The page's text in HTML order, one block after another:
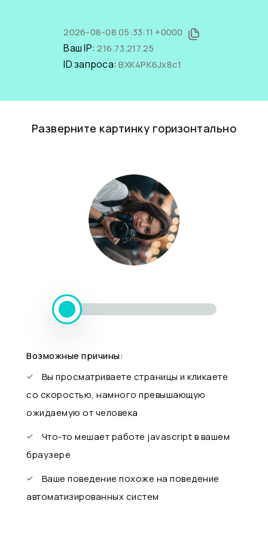
2026-08-08 05:33:11 +0000
Ваш IP:216.73.217.25
ID запроса:BXK4PK6Jx8c1
Разверните картинку горизонтально
Возможные причины:
Вы просматриваете страницы и кликаете
со скоростью, намного превышающую
ожидаемую от человека
Что-то мешает работе javascript в вашем
браузере
Ваше поведение похоже на поведение
автоматизированных систем